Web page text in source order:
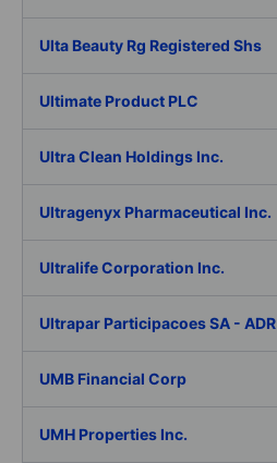
Ulta Beauty Rg Registered Shs
Ultimate Product PLC
Ultra Clean Holdings Inc.
Ultragenyx Pharmaceutical Inc.
Ultralife Corporation Inc.
Ultrapar Participacoes SA - ADR
UMB Financial Corp
UMH Properties Inc.